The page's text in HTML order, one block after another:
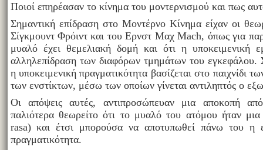
Ποιοί επηρέασαν το κίνημα του μοντερνισμού και πως
Σημαντική επίδραση στο Μοντέρνο Κίνημα είχαν οι
Σίγκμουντ Φρόιντ και του Ερνστ Μαχ Mach, όπως για
μυαλό έχει θεμελιακή δομή και ότι η υποκειμενική
αλληλεπίδραση των διαφόρων τμημάτων του
η υποκειμενική πραγματικότητα βασίζεται στο παιχνίδι
των ενστίκτων, μέσω των οποίων γίνεται αντιληπτός ο
Οι απόψεις αυτές, αντιπροσώπευαν μια αποκοπή
παλιότερα θεωρείτο ότι το μυαλό του ατόμου ήταν
rasa) και έτσι μπορούσα να αποτυπωθεί πάνω του η
πραγματικότητα.